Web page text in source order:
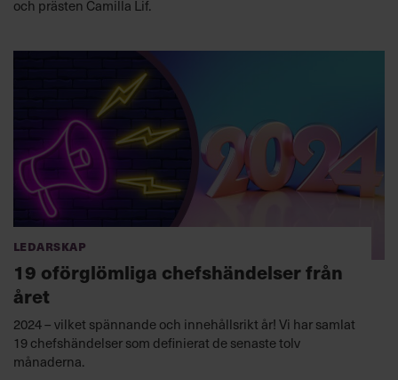
och prästen Camilla Lif.
Ledarskap
19 oförglömliga chefshändelser från
året
2024 – vilket spännande och innehållsrikt år! Vi har samlat
19 chefshändelser som definierat de senaste tolv
månaderna.